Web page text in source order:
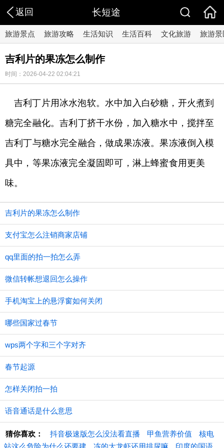
返回 长短途
旅游景点 旅游攻略 生活知识 生活百科 文化旅游 旅游景
吉利片的果冻怎么制作
时间：2026-04-22 02:04:21
吉利丁片用冰水泡软。水中加入白砂糖，开火煮到
糖完全融化。吉利丁挤干水份，加入糖水中，搅拌至
吉利丁与糖水完全融合，做成果冻液。果冻液倒入模
具中，等果冻液完全凝固即可，淋上蜂蜜食用更美
味。
吉利片的果冻怎么制作
支付宝怎么注销商家店铺
qq里面的拍一拍怎么弄
微信转帐想退回怎么操作
手机淘宝上的悬浮窗如何关闭
哪些国家过春节
wps两个字和三个字对齐
春节起源
怎样关闭拍一拍
语音通话是什么意思
猜你喜欢： 抖音极速版怎么没法看直播 甲鱼营养价值
核电
站这么危险为什么还要建
冻的大龙虾还用排尿嘛 印度的国语